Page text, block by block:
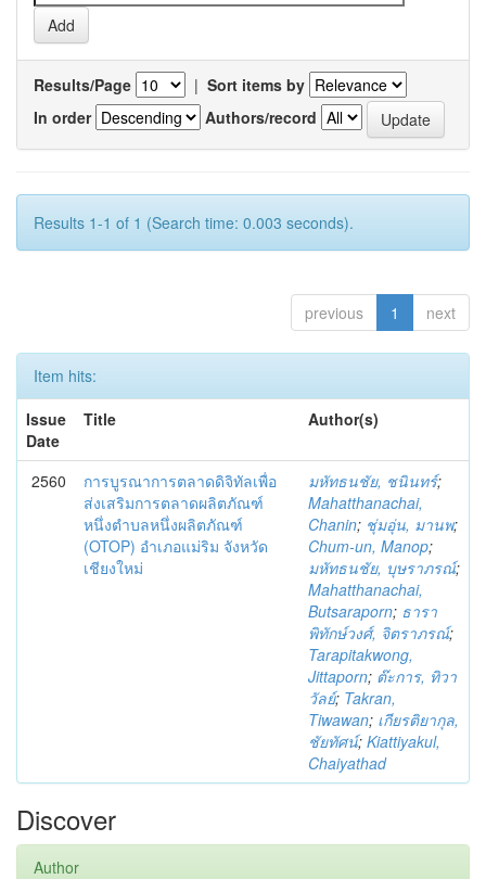
Results/Page | Sort items by
In order
Authors/record
Results 1-1 of 1 (Search time: 0.003 seconds).
previous 1 next
Item hits:
Issue
Date
Title Author(s)
2560
การบูรณาการตลาดดิจิทัลเพื่อ
ส่งเสริมการตลาดผลิตภัณฑ์
หนึ่งตำบลหนึ่งผลิตภัณฑ์
(OTOP) อำเภอแม่ริม จังหวัด
เชียงใหม่
มหัทธนชัย, ชนินทร์;
Mahatthanachai,
Chanin; ชุ่มอุ่น, มานพ;
Chum-un, Manop;
มหัทธนชัย, บุษราภรณ์;
Mahatthanachai,
Butsaraporn; ธารา
พิทักษ์วงศ์, จิตราภรณ์;
Tarapitakwong,
Jittaporn; ต๊ะการ, ทิวา
วัลย์; Takran,
Tiwawan; เกียรติยากุล,
ชัยทัศน์; Kiattiyakul,
Chaiyathad
Discover
Author